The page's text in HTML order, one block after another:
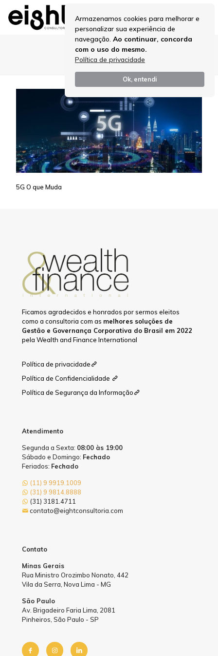
Armazenamos cookies para melhorar e
personalizar sua experiência de
navegação. Ao continuar, concorda
com o uso do mesmo.
Política de privacidade
Ok, entendi
5G O que Muda
5G O que Muda
Ficamos agradecidos e honrados por sermos eleitos
como a consultoria com as melhores soluções de
Gestão e Governança Corporativa do Brasil em 2022
pela Wealth and Finance International
Política de privacidade
Política de Confidencialidade
Política de Segurança da Informação
Atendimento
Segunda a Sexta: 08:00 às 19:00
Sábado e Domingo: Fechado
Feriados: Fechado
(11) 9 9919.1009
(31) 9 9814.8888
(31) 3181.4711
contato@eightconsultoria.com
Contato
Minas Gerais
Rua Ministro Orozimbo Nonato, 442
Vila da Serra, Nova Lima - MG
São Paulo
Av. Brigadeiro Faria Lima, 2081
Pinheiros, São Paulo - SP